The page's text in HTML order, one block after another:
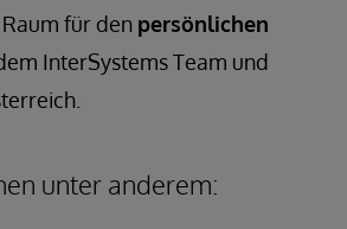
für den persönlichen
InterSystems Team und
unter anderem: